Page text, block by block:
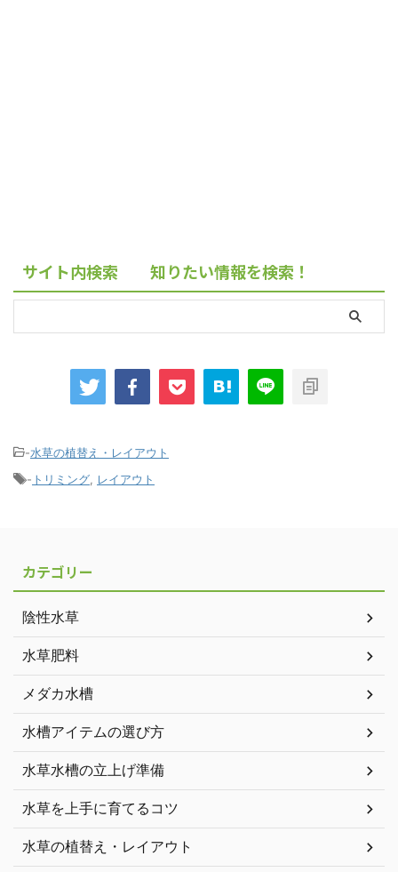
サイト内検索 知りたい情報を検索！
-水草の植替え・レイアウト
- トリミング レイアウト
カテゴリー
陰性水草
水草肥料
メダカ水槽
水槽アイテムの選び方
水草水槽の立上げ準備
水草を上手に育てるコツ
水草の植替え・レイアウト